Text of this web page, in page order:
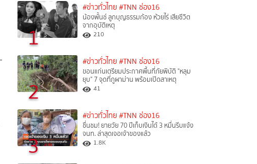
1
#ข่าวทั่วไทย #TNN ช่อง16
น้องพั้นช์ ลูกบุญธรรมก้อง ห้วยไร่ เสียชีวิต
จากอุบัติเหตุ
210
2
#ข่าวทั่วไทย #TNN ช่อง16
ขอนแก่นเตรียมประกาศพื้นที่ภัยพิบัติ "หลุม
ยุบ" 7 จุดที่ภูผาม่าน พร้อมเปิดสาเหตุ
41
3
#ข่าวทั่วไทย #TNN ช่อง16
ชื่นชม! ยายวัย 70 ปีเก็บเงินได้ 3 หมื่นรีบแจ้ง
จนท. ล่าสุดเจอเจ้าของแล้ว
1.8K